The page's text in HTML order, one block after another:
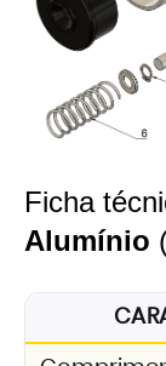
Ficha
Alumínio